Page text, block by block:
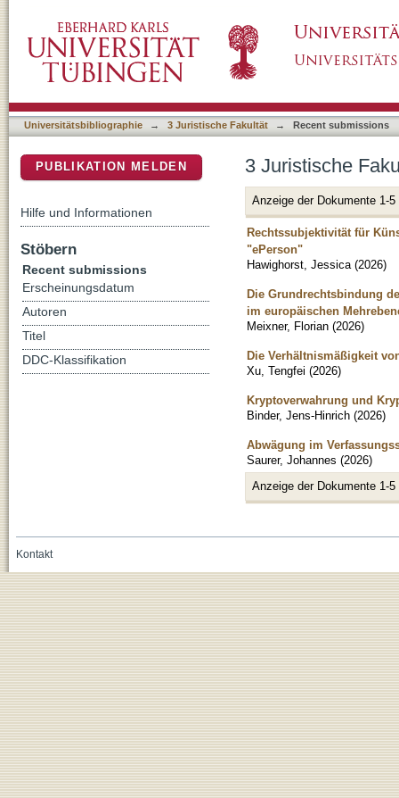
Universitätsbibliographie → 3 Juristische Fakultät → Recent submissions
3 Juristische
Anzeige der Dokumente 1-5
Rechtssubjektivität für
"ePerson"
Hawighorst, Jessica (2026)
Die Grundrechtsbindung
im europäischen
Meixner, Florian (2026)
Die Verhältnismäßigkeit
Xu, Tengfei (2026)
Kryptoverwahrung und
Binder, Jens-Hinrich (2026)
Abwägung im
Saurer, Johannes (2026)
Anzeige der Dokumente 1-5
PUBLIKATION MELDEN
Hilfe und Informationen
Stöbern
Recent submissions
Erscheinungsdatum
Autoren
Titel
DDC-Klassifikation
Kontakt